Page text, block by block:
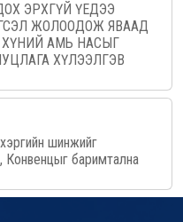
ЭРХГҮЙ ҮЕДЭЭ
ЖОЛООДОЖ ЯВААД
АМЬ НАСЫГ
ХҮЛЭЭЛГЭВ
шинжийг
Конвенцыг баримтална